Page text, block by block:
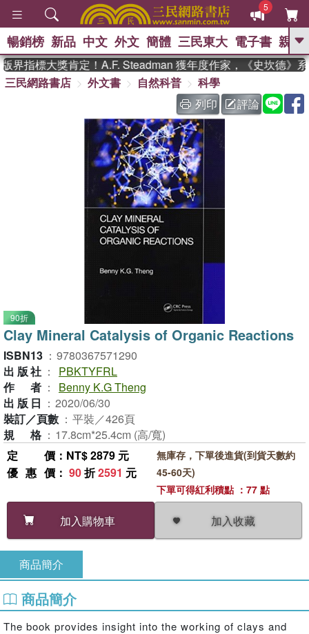
5
GO
熱搜： 東野圭吾 、
、 如果歷史是一群喵 、 暑期
國際布克獎 臺灣漫遊錄 、 方
念華 、 台灣的李登輝時代
孩：黎曼猜想 、 偉大的迷走神經
暢銷榜 新品 中文 外文 簡體 三民東大 電子書 親子
指標大獎肯定！A.F. Steadman 獲年度作家，《史坎德》系
三民網路書店
外文書 自然科普
科學
列印
評論
90折
Clay Mineral Catalysis of Organic Reactions
ISBN13 ： 9780367571290
出版社 ：
PBKTYFRL
作者 ：
Benny K.G Theng
出版日 ： 2020/06/30
裝訂／頁數 ： 平裝／426頁
規格 ： 17.8cm*25.4cm (高/寬)
定價 ：NT$ 2879 元
優惠價 ： 90折2591 元
加入購物車 加入收藏
無庫存，下單後進貨(到貨天數約
45-60天)
下單可得紅利積點 ：77 點
商品簡介
商品簡介
The book provides insight into the working of clays and